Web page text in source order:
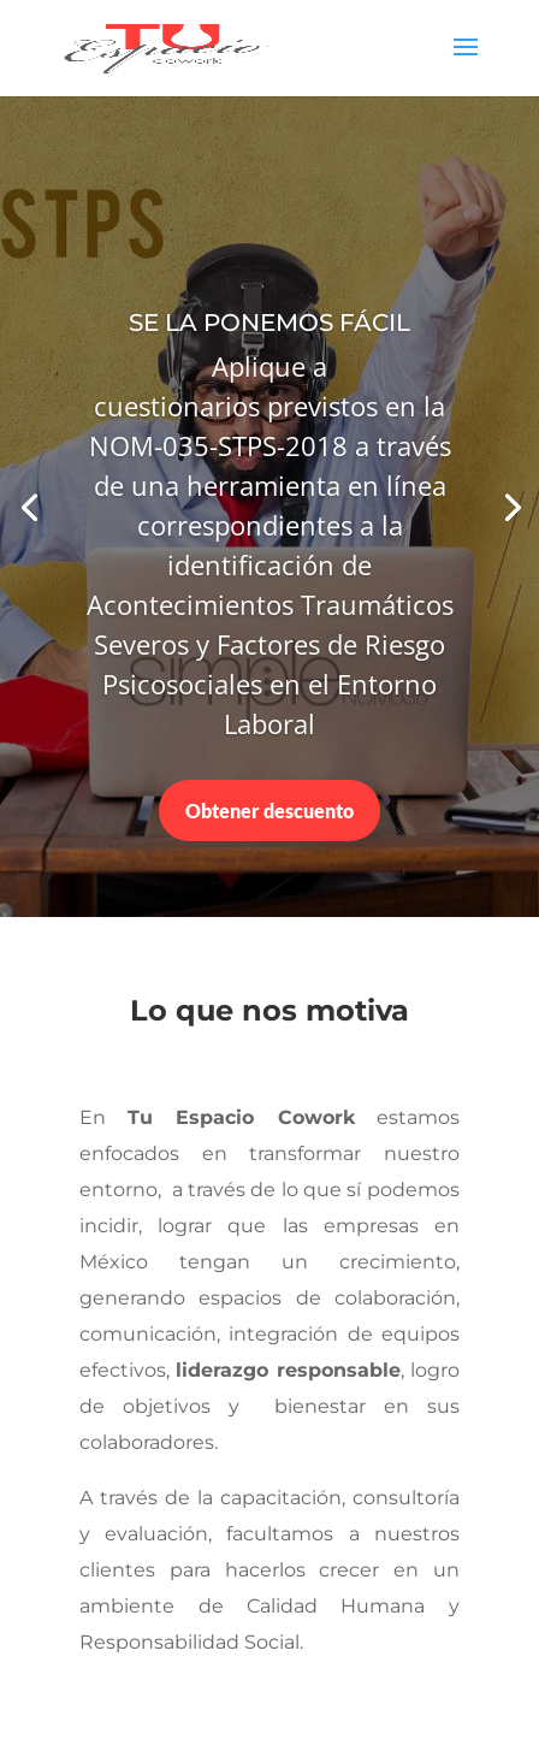
SE LA PONEMOS FÁCIL
Aplique a
cuestionarios previstos en la
NOM-035-STPS-2018 a través
de una herramienta en línea
correspondientes a la
identificación de
Acontecimientos Traumáticos
Severos y Factores de Riesgo
Psicosociales en el Entorno
Laboral
Obtener descuento
Lo que nos motiva
EnTu Espacio Cowork
estamos
enfocados en transformar nuestro
entorno, a través de lo que sí podemos
incidir, lograr que las empresas en
México tengan un crecimiento,
generando espacios de colaboración,
comunicación, integración de equipos
efectivos, liderazgo responsable, logro
de objetivos y bienestar en sus
colaboradores.
A través de la capacitación, consultoría
y evaluación, facultamos a nuestros
clientes para hacerlos crecer en un
ambiente de Calidad Humana y
Responsabilidad Social.